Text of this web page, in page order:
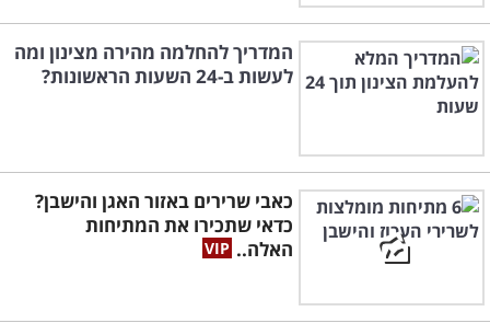
הבדיקה זמינה בארץ ומובילה אותה חברתLab-It
,
המאפשרת שירות לקיחת דגימות הדם על ידי אנשי
מקצוע מנוסים. דגימת הדם נשלחת למעבדה
בארה"ב המאבחנת רגישויות למזונות בטכנולוגיות
המתקדמות ביותר. חברת
מציעה מגוון בדיקותLRAשונות, לרבות בדיקות
מיוחדות לצמחוניים, טבעוניים, בדיקת מזונות
כשרים בלבד, בדיקת רעלים סביבתיים, בדיקת
המדריך להחלמה מהירה מצינון ומה
לעשות ב-24 השעות הראשונות?
כאבי שרירים באזור האגן והישבן?
כדאי שתכירו את המתיחות
האלה..